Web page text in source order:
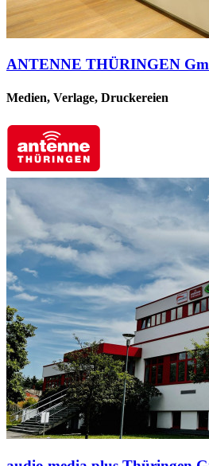
ANTENNE THÜRINGEN
Medien, Verlage, Druckereien